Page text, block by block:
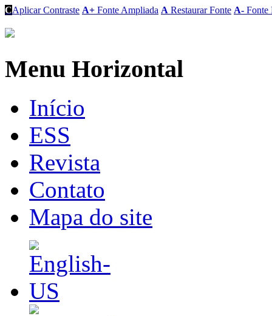
CAplicar Contraste A+ Fonte Ampliada A Restaurar Fonte A- Fonte
Menu Horizontal
Início
ESS
Revista
Contato
Mapa do site